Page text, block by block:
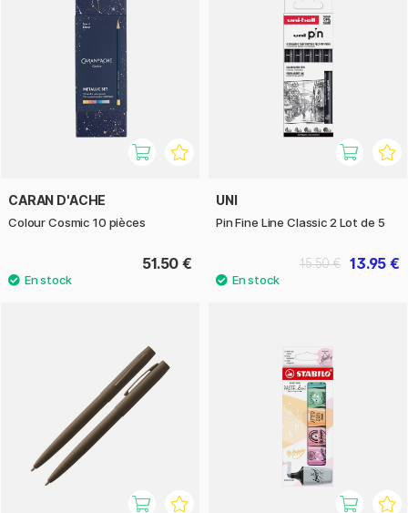
CARAN D'ACHE
Colour Cosmic 10 pièces
51.50 €
UNI
Pin Fine Line Classic 2 Lot de 5
13.95 €
15.50 €